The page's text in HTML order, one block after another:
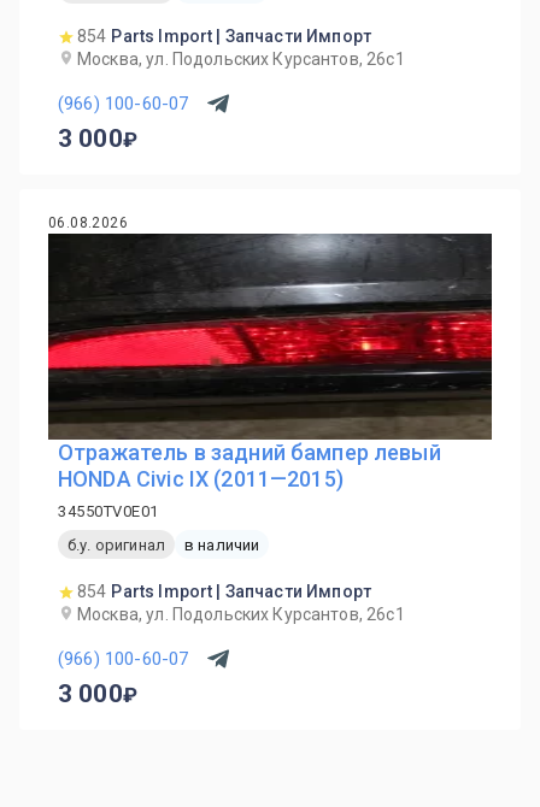
854 Parts Import | Запчасти Импорт
Москва, ул. Подольских Курсантов, 26с1
(966) 100-60-07
3 000
06.08.2026
Отражатель в задний бампер левый
HONDA Civic IX (2011—2015)
34550TV0E01
б.у. оригинал
в наличии
854 Parts Import | Запчасти Импорт
Москва, ул. Подольских Курсантов, 26с1
(966) 100-60-07
3 000